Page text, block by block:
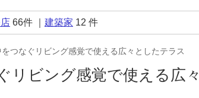
66件 ｜ 建築家 12 件
つなぐリビング感覚で使える広々としたテラス
リビング感覚で使える広